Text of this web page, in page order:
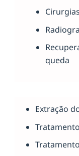
Cirurgias
queda
Extração